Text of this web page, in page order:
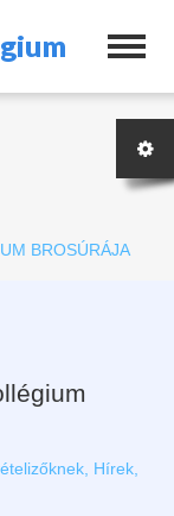
BROSÚRÁJA
Hírek